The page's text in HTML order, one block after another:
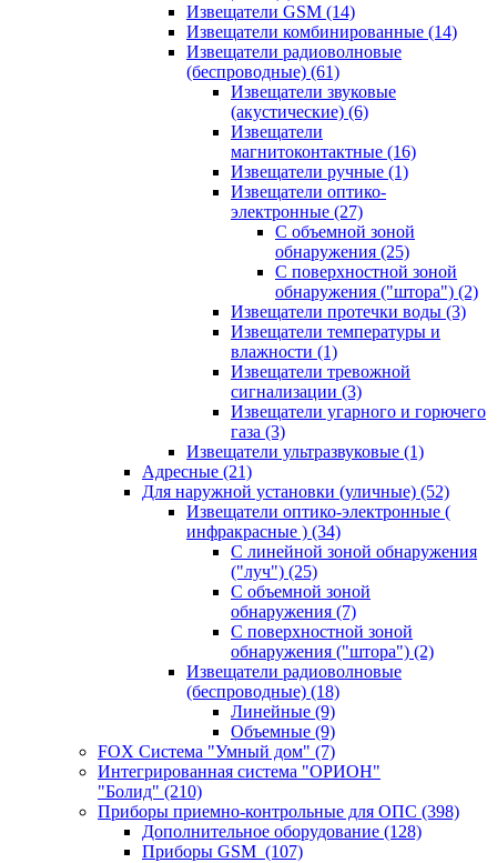
Извещатели GSM (14)
Извещатели комбинированные (14)
Извещатели радиоволновые
(беспроводные) (61)
Извещатели звуковые
(акустические) (6)
Извещатели
магнитоконтактные (16)
Извещатели ручные (1)
Извещатели оптико-
электронные (27)
С объемной зоной
обнаружения (25)
С поверхностной зоной
обнаружения ("штора") (2)
Извещатели протечки воды (3)
Извещатели температуры и
влажности (1)
Извещатели тревожной
сигнализации (3)
Извещатели угарного и горючего
газа (3)
Извещатели ультразвуковые (1)
Адресные (21)
Для наружной установки (уличные) (52)
Извещатели оптико-электронные (
инфракрасные ) (34)
С линейной зоной обнаружения
("луч") (25)
С объемной зоной
обнаружения (7)
С поверхностной зоной
обнаружения ("штора") (2)
Извещатели радиоволновые
(беспроводные) (18)
Линейные (9)
Объемные (9)
FOX Система "Умный дом" (7)
Интегрированная система "ОРИОН"
"Болид" (210)
Приборы приемно-контрольные для ОПС (398)
Дополнительное оборудование (128)
Приборы GSM (107)